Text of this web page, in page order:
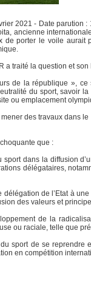
2021 - Date parution
ancienne
porter le voile
a traité la question et
de la république »,
du sport, savoir
ou emplacement
des travaux dans
que :
dans la diffusion
délégataires,
délégation de l’Etat à
des valeurs et
de la
ou raciale, telle que
sport de se
en compétition